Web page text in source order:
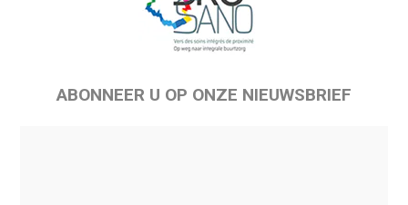
ABONNEER U OP ONZE NIEUWSBRIEF